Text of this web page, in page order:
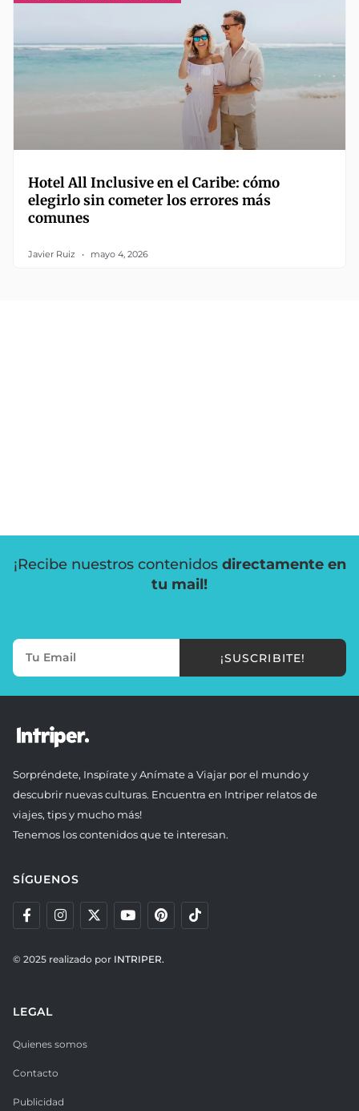
Hotel All Inclusive en el Caribe: cómo
elegirlo sin cometer los errores más
comunes
Javier Ruiz mayo 4, 2026
¡Recibe nuestros contenidos directamente en
tu mail!
¡SUSCRIBITE!
Sorpréndete, Inspírate y Anímate a Viajar por el mundo y
descubrir nuevas culturas. Encuentra en Intriper relatos de
viajes, tips y mucho más!
Tenemos los contenidos que te interesan.
SÍGUENOS
© 2025 realizado por INTRIPER.
LEGAL
Quienes somos
Contacto
Publicidad